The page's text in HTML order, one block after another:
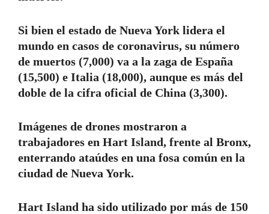
Si bien el estado de Nueva York lidera el
mundo en casos de coronavirus, su número
de muertos (7,000) va a la zaga de España
(15,500) e Italia (18,000), aunque es más del
doble de la cifra oficial de China (3,300).
Imágenes de drones mostraron a
trabajadores en Hart Island, frente al Bronx,
enterrando ataúdes en una fosa común en la
ciudad de Nueva York.
Hart Island ha sido utilizado por más de 150